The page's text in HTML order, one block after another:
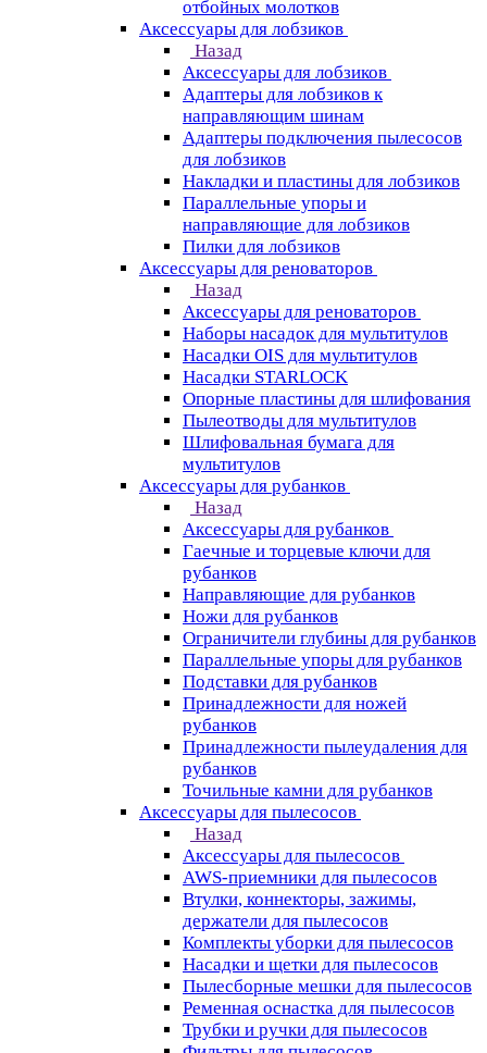
отбойных молотков
Аксессуары для лобзиков
Назад
Аксессуары для лобзиков
Адаптеры для лобзиков к
направляющим шинам
Адаптеры подключения пылесосов
для лобзиков
Накладки и пластины для лобзиков
Параллельные упоры и
направляющие для лобзиков
Пилки для лобзиков
Аксессуары для реноваторов
Назад
Аксессуары для реноваторов
Наборы насадок для мультитулов
Насадки OIS для мультитулов
Насадки STARLOCK
Опорные пластины для шлифования
Пылеотводы для мультитулов
Шлифовальная бумага для
мультитулов
Аксессуары для рубанков
Назад
Аксессуары для рубанков
Гаечные и торцевые ключи для
рубанков
Направляющие для рубанков
Ножи для рубанков
Ограничители глубины для рубанков
Параллельные упоры для рубанков
Подставки для рубанков
Принадлежности для ножей
рубанков
Принадлежности пылеудаления для
рубанков
Точильные камни для рубанков
Аксессуары для пылесосов
Назад
Аксессуары для пылесосов
AWS-приемники для пылесосов
Втулки, коннекторы, зажимы,
держатели для пылесосов
Комплекты уборки для пылесосов
Насадки и щетки для пылесосов
Пылесборные мешки для пылесосов
Ременная оснастка для пылесосов
Трубки и ручки для пылесосов